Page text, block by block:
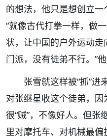
的想法，他只是想创立一
“就像古代打拳一样，做
状，让中国的户外运动走
门派，没有徒弟不行。”
张雪就这样被“抓”进
对张继星收这个徒弟，
很“贼”，不像好人。但张
里对摩托车、对机械最偏